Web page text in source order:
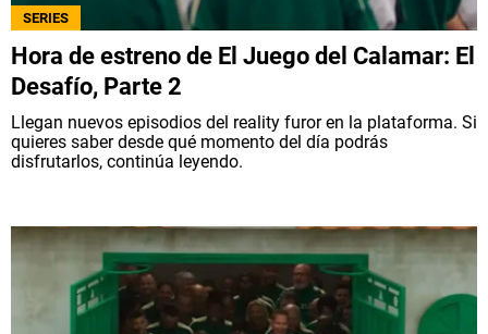
SERIES
Hora de estreno de El Juego del Calamar: El
Desafío, Parte 2
Llegan nuevos episodios del reality furor en la plataforma. Si
quieres saber desde qué momento del día podrás
disfrutarlos, continúa leyendo.